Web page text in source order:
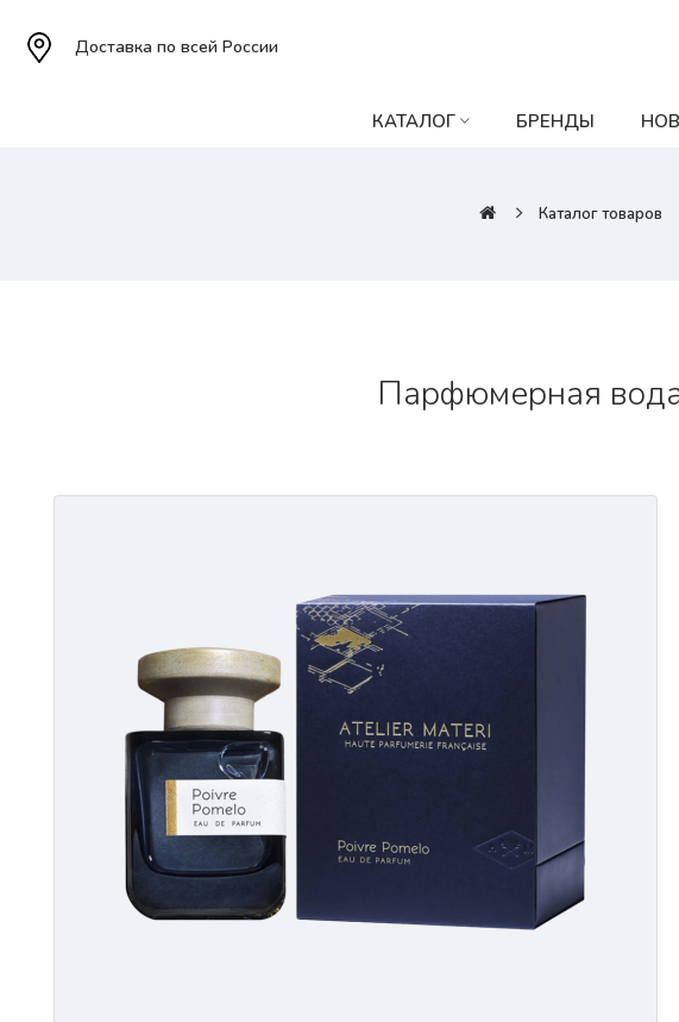
Доставка по всей России
КАТАЛОГ БРЕНДЫ
Каталог товаров
Парфюмерная